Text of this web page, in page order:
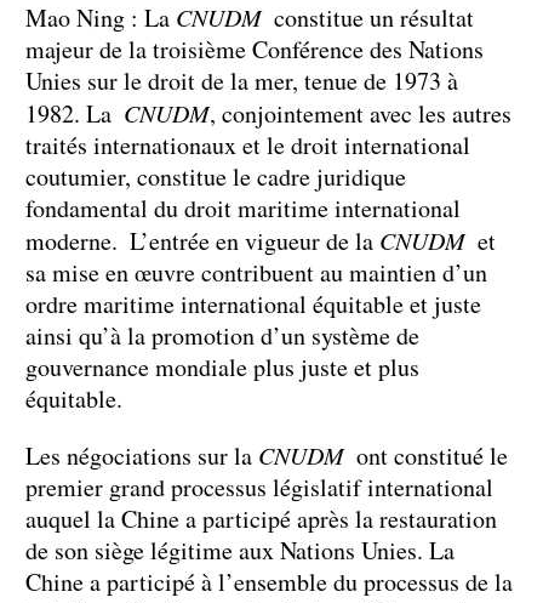
Mao Ning : La CNUDMconstitue un résultat
majeur de la troisième Conférence des Nations
Unies sur le droit de la mer, tenue de 1973 à
1982. La CNUDM, conjointement avec les autres
traités internationaux et le droit international
coutumier, constitue le cadre juridique
fondamental du droit maritime international
moderne. L’entrée en vigueur de la CNUDMet
sa mise en œuvre contribuent au maintien d’un
ordre maritime international équitable et juste
ainsi qu’à la promotion d’un système de
gouvernance mondiale plus juste et plus
équitable.
Les négociations sur la CNUDMont constitué le
premier grand processus législatif international
auquel la Chine a participé après la restauration
de son siège légitime aux Nations Unies. La
Chine a participé à l’ensemble du processus de la